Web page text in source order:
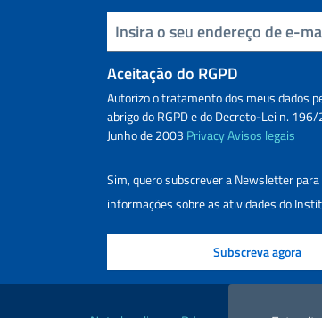
Inserisci la tua email
Aceitação do RGPD
Autorizo o tratamento dos meus dados
abrigo do RGPD e do Decreto-Lei n.
Junho de 2003 PrivacyAvisos legais
Sim, quero subscrever a Newsletter
informações sobre as atividades do